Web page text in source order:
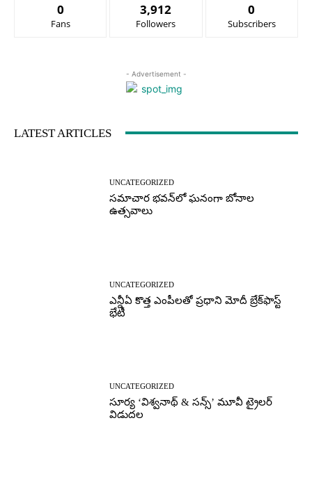
0
Fans
3,912
Followers
0
Subscribers
- Advertisement -
LATEST ARTICLES
UNCATEGORIZED
సమాచార భవన్‌లో ఘనంగా బోనాల
ఉత్సవాలు
UNCATEGORIZED
ఎన్డీఏ కొత్త ఎంపీలతో ప్రధాని మోదీ బ్రేక్‌ఫాస్ట్
భేటీ
UNCATEGORIZED
సూర్య ‘విశ్వనాథ్ & సన్స్’ మూవీ ట్రైలర్
విడుదల